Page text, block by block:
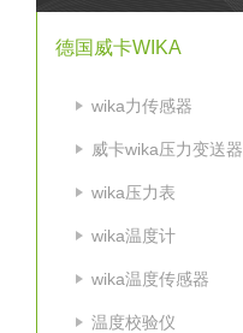
德国威卡WIKA
wika力传感器
威卡wika压力变送器
wika压力表
wika温度计
wika温度传感器
温度校验仪